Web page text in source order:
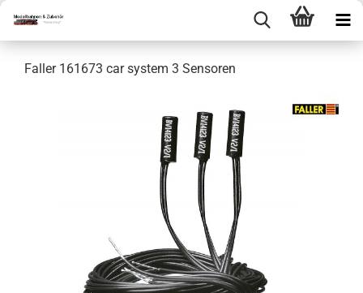
Faller 161673 car system 3 Sensoren